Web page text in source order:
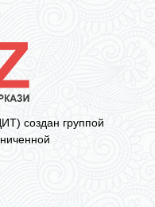
создан группой